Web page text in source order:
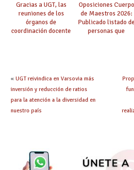
Gracias a UGT, las
reuniones de los
órganos de
coordinación docente
centro
Oposiciones Cuerpo
de Maestros 2026:
Publicado listado de
personas que
« UGT reivindica en Varsovia más
inversión y reducción de ratios
para la atención a la diversidad en
nuestro país